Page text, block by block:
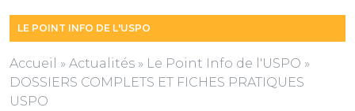
LE POINT INFO DE L'USPO
Accueil » Actualités » Le Point Info de l'USPO »
DOSSIERS COMPLETS ET FICHES PRATIQUES
USPO